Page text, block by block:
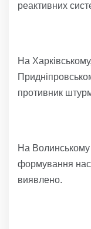
реактивних
На
противник
На Волинському
формування
виявлено.